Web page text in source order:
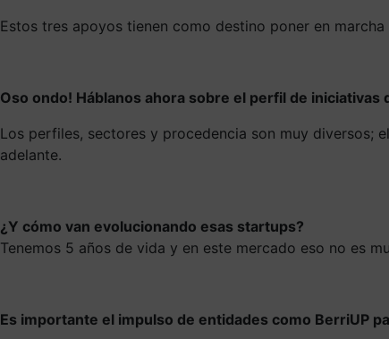
Estos tres apoyos tienen como destino poner en
Oso ondo! Háblanos ahora sobre el perfil de iniciativas
Los perfiles, sectores y procedencia son muy diversos;
adelante.
¿Y cómo van evolucionando esas startups?
Tenemos 5 años de vida y en este mercado eso no es
Es importante el impulso de entidades como BerriUP